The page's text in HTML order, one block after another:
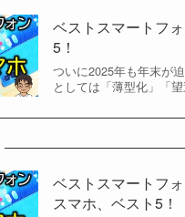
ベストスマートフ
5！
ついに2025年も年末が
としては「薄型化」「
ベストスマートフ
スマホ、ベスト5！